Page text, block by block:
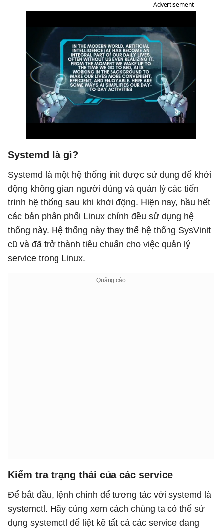
Advertisement
Systemd là gì?
Systemd là một hệ thống init được sử dụng để khởi
động không gian người dùng và quản lý các tiến
trình hệ thống sau khi khởi động. Hiện nay, hầu hết
các bản phân phối Linux chính đều sử dụng hệ
thống này. Hệ thống này thay thế hệ thống SysVinit
cũ và đã trở thành tiêu chuẩn cho việc quản lý
service trong Linux.
Kiểm tra trạng thái của các service
Để bắt đầu, lệnh chính để tương tác với systemd là
systemctl. Hãy cùng xem cách chúng ta có thể sử
dụng systemctl để liệt kê tất cả các service đang